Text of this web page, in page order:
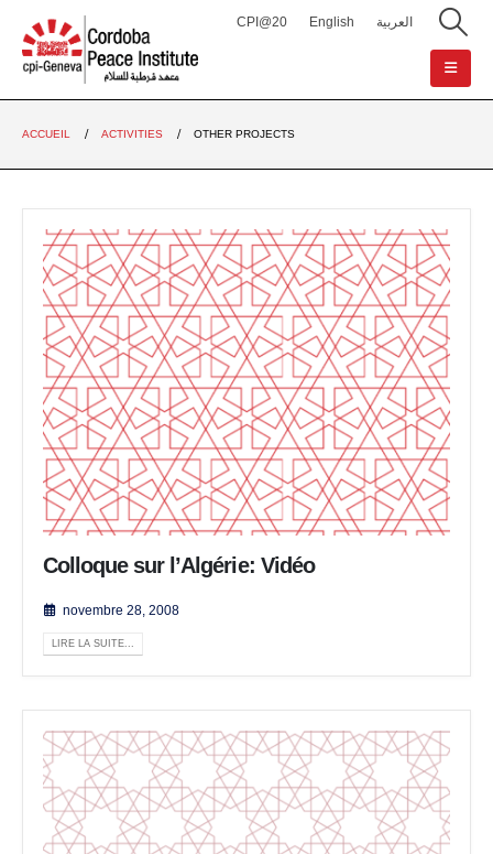
CPI@20 English العربية
ACCUEIL ACTIVITIES OTHER PROJECTS
Colloque sur l’Algérie: Vidéo
novembre 28, 2008
LIRE LA SUITE...